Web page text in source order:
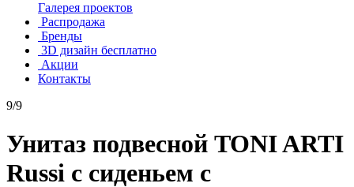
Галерея проектов
Распродажа
Бренды
3D дизайн бесплатно
Акции
Контакты
9/9
Унитаз подвесной TONI ARTI
Russi с сиденьем с